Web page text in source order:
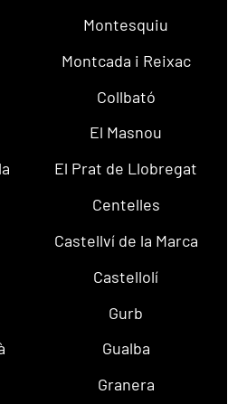
Montesquiu
Montcada i Reixac
Collbató
El Masnou
El Prat de Llobregat
Centelles
Castellví de la Marca
Castellolí
Gurb
Gualba
Granera